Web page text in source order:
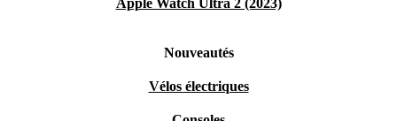
Apple Watch Ultra 2 (2023)
Nouveautés
Vélos électriques